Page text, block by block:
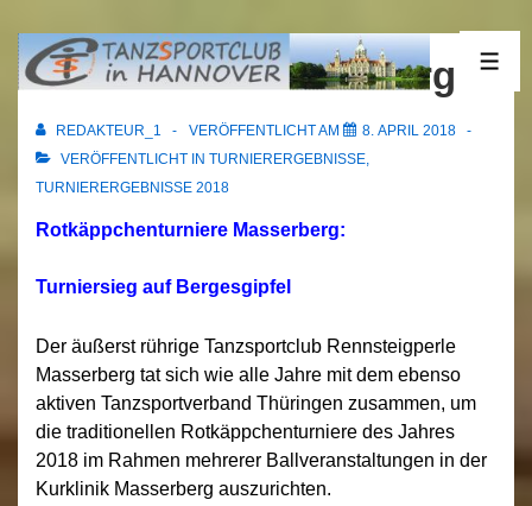
Zum
Inhalt06.04.2018 Masserberg
REDAKTEUR_1 VERÖFFENTLICHT AM
8. APRIL 2018
VERÖFFENTLICHT IN TURNIERERGEBNISSE,
TURNIERERGEBNISSE 2018
Rotkäppchenturniere Masserberg:
Turniersieg auf Bergesgipfel
Der äußerst rührige Tanzsportclub Rennsteigperle
Masserberg tat sich wie alle Jahre mit dem ebenso
aktiven Tanzsportverband Thüringen zusammen, um
die traditionellen Rotkäppchenturniere des Jahres
2018 im Rahmen mehrerer Ballveranstaltungen in der
Kurklinik Masserberg auszurichten.